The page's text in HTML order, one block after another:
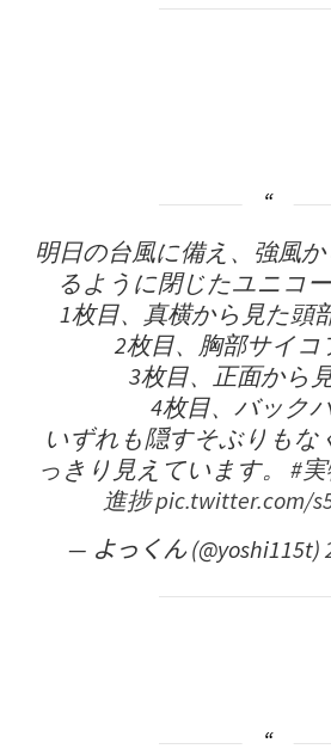
明日の台風に備え、強風
るように閉じたユニコー
1枚目、真横から見た頭
2枚目、胸部サイコ
3枚目、正面から
4枚目、バック
いずれも隠すそぶりもな
っきり見えています。 #
進捗pic.twitter.com/
— よっくん (@yoshi115t)